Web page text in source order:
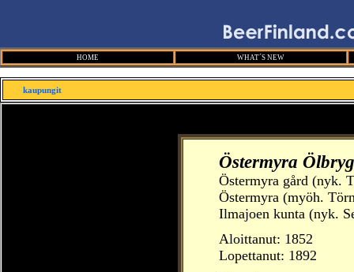
HOME WHAT´S NEW
kaupungit
Östermyra
Östermyra gård (nyk.
Östermyra (myöh.
Ilmajoen kunta (nyk.
Aloittanut: 1852
Lopettanut: 1892